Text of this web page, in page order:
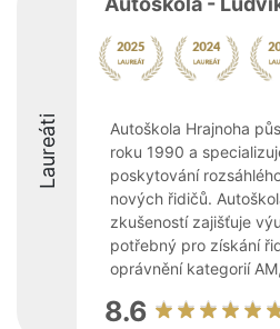
Laureáti
Autoškola Hrajnoha
roku 1990 a
poskytování
nových řidičů.
zkušeností zajišťuje
potřebný pro získání
oprávnění kategorií
8.6